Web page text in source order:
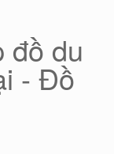
đồ du
- Đồ